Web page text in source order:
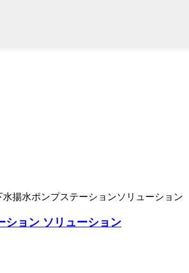
ション ソリューション